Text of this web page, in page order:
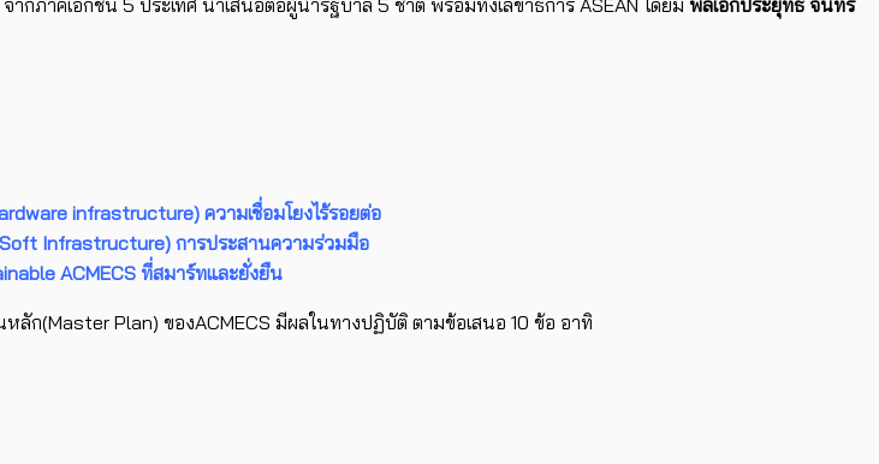
infrastructure) ความเชื่อมโยงไร้รอยต่อ
Infrastructure) การประสานความร่วมมือ
ACMECS ที่สมาร์ทและยั่งยืน
ลัก(Master Plan) ของACMECS มีผลในทางปฏิบัติ ตามข้อเสนอ 10 ข้อ อาทิ